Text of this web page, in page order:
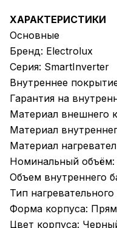
ХАРАКТЕРИСТИКИ
Основные
Бренд: Electrolux
Серия: SmartInverter
Внутреннее
Гарантия на
Материал внешнего
Материал
Материал
Номинальный объём:
Объем внутреннего
Тип
Форма корпуса:
Цвет корпуса: